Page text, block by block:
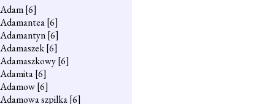
Adam[6]
Adamantea[6]
Adamantyn[6]
Adamaszek[6]
Adamaszkowy[6]
Adamita[6]
Adamow[6]
Adamowa szpilka[6]